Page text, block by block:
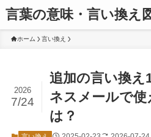
言葉の意味・言い換え
ホーム 言い換え
追加の言い換え
ネスメールで
は？
2026
7/24